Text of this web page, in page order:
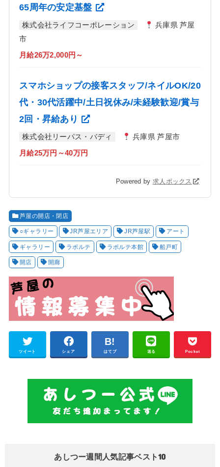
65周年の安定基盤
株式会社ライフコーポレーション
兵庫県 芦屋
市
月給26万2,000円～
スマホショップの接客スタッフ/ネイルOK/20
代・30代活躍中/土日祝休み/未経験歓迎/賞与
2回・昇給あり
株式会社リーパス・バディ 兵庫県 芦屋市
月給25万円～40万円
Powered by 求人ボックス
芦屋の開店・閉店
○ギャラリー JR芦屋エリア JR芦屋駅 アート
ギャラリー ラポルテ ラポルテ本館 船戸町
開店 開廊
ツイート シェア はてブ 送る Pocket
あしつー週間人気記事ベスト10